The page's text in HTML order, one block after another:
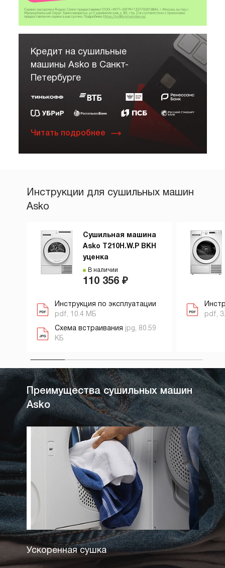
Кредит на сушильные
машины Asko в Санкт-
Петербурге
Читать подробнее
Инструкции для сушильных машин
Asko
Сушильная машина
Asko T210H.W.P ВКН
уценка
В наличии
110 356 ₽
Инструкция по эксплуатации
pdf, 10.4 МБ
Схема встраивания jpg, 80.59
КБ
pdf,
Преимущества сушильных машин
Asko
Ускоренная сушка